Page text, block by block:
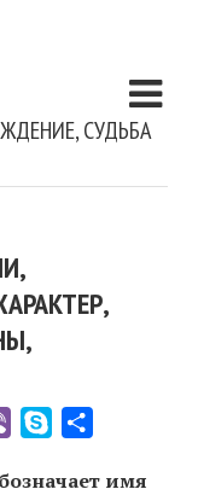
СУДЬБА
Viber Skype
имя